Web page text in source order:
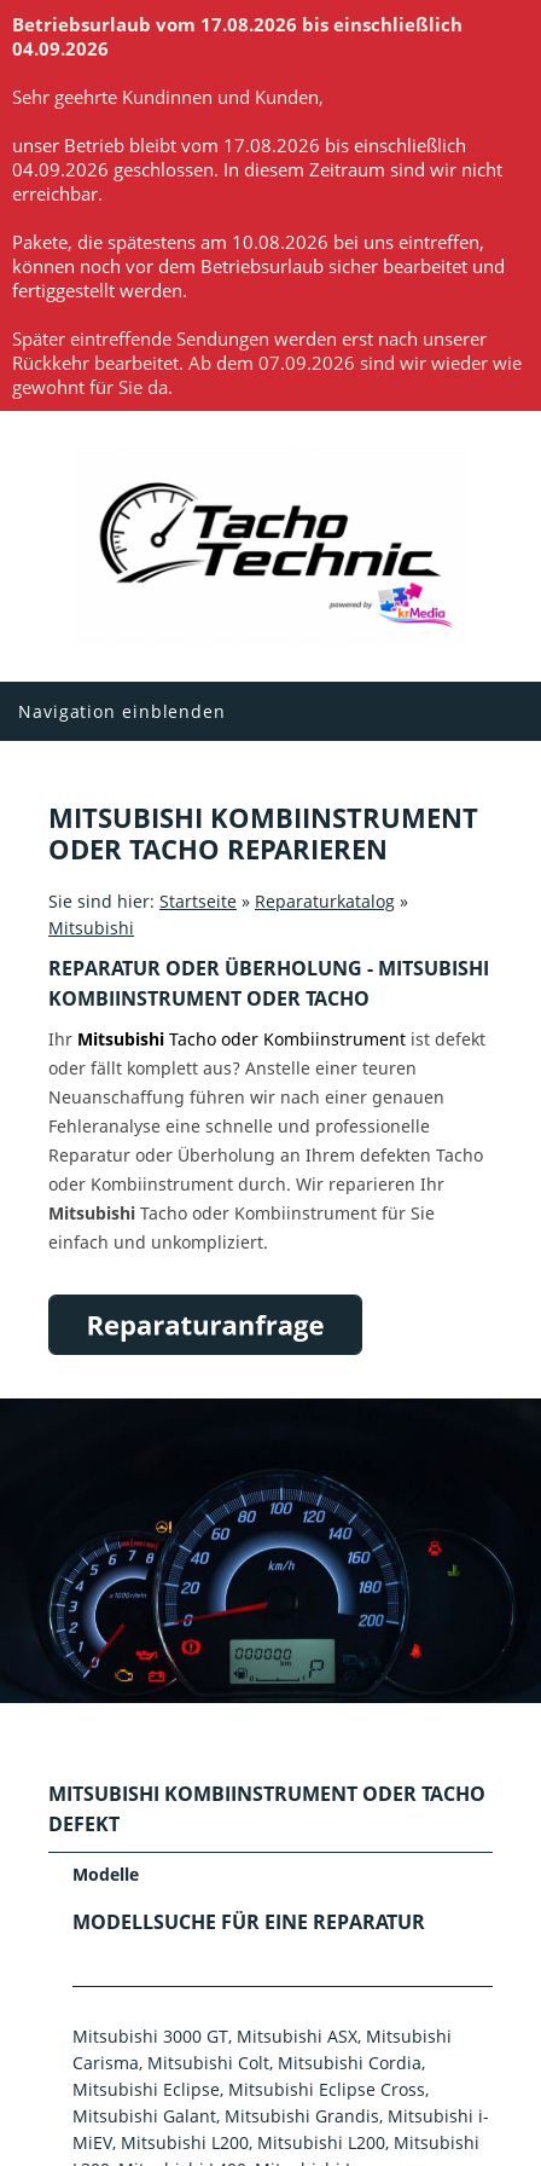
Betriebsurlaub vom 17.08.2026 bis einschließlich
04.09.2026
Sehr geehrte Kundinnen und Kunden,
unser Betrieb bleibt vom 17.08.2026 bis einschließlich
04.09.2026 geschlossen. In diesem Zeitraum sind wir nicht
erreichbar.
Pakete, die spätestens am 10.08.2026 bei uns eintreffen,
können noch vor dem Betriebsurlaub sicher bearbeitet und
fertiggestellt werden.
Später eintreffende Sendungen werden erst nach unserer
Rückkehr bearbeitet. Ab dem 07.09.2026 sind wir wieder wie
gewohnt für Sie da.
Navigation einblenden
MITSUBISHI KOMBIINSTRUMENT
ODER TACHO REPARIEREN
Sie sind hier: Startseite » Reparaturkatalog »
Mitsubishi
REPARATUR ODER ÜBERHOLUNG - MITSUBISHI
KOMBIINSTRUMENT ODER TACHO
Ihr Mitsubishi Tacho oder Kombiinstrument ist defekt
oder fällt komplett aus? Anstelle einer teuren
Neuanschaffung führen wir nach einer genauen
Fehleranalyse eine schnelle und professionelle
Reparatur oder Überholung an Ihrem defekten Tacho
oder Kombiinstrument durch. Wir reparieren Ihr
Mitsubishi Tacho oder Kombiinstrument für Sie
einfach und unkompliziert.
MITSUBISHI KOMBIINSTRUMENT ODER TACHO
DEFEKT
Modelle
MODELLSUCHE FÜR EINE REPARATUR
Mitsubishi 3000 GT, Mitsubishi ASX, Mitsubishi
Carisma, Mitsubishi Colt, Mitsubishi Cordia,
Mitsubishi Eclipse, Mitsubishi Eclipse Cross,
Mitsubishi Galant, Mitsubishi Grandis, Mitsubishi i-
MiEV, Mitsubishi L200, Mitsubishi L200, Mitsubishi